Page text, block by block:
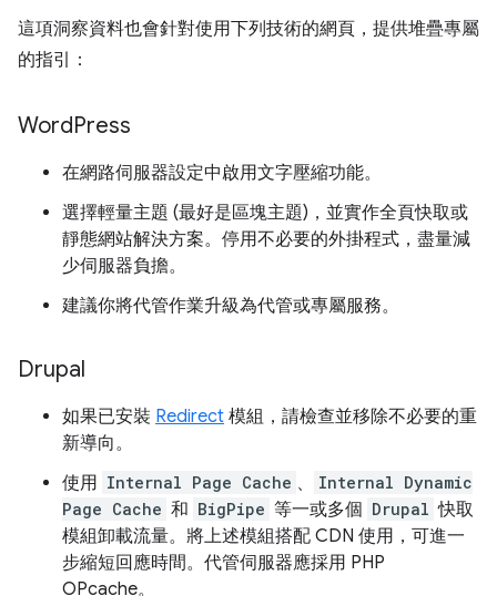
這項洞察資料也會針對使用下列技術的網頁，提供堆疊專屬
的指引：
WordPress
在網路伺服器設定中啟用文字壓縮功能。
選擇輕量主題 (最好是區塊主題)，並實作全頁快取或
靜態網站解決方案。停用不必要的外掛程式，盡量減
少伺服器負擔。
建議你將代管作業升級為代管或專屬服務。
Drupal
如果已安裝 Redirect 模組，請檢查並移除不必要的重
新導向。
使用 Internal Page Cache 、
Internal Dynamic
Page Cache 和 BigPipe 等一或多個 Drupal 快取
模組卸載流量。將上述模組搭配 CDN 使用，可進一
步縮短回應時間。代管伺服器應採用 PHP
OPcache。